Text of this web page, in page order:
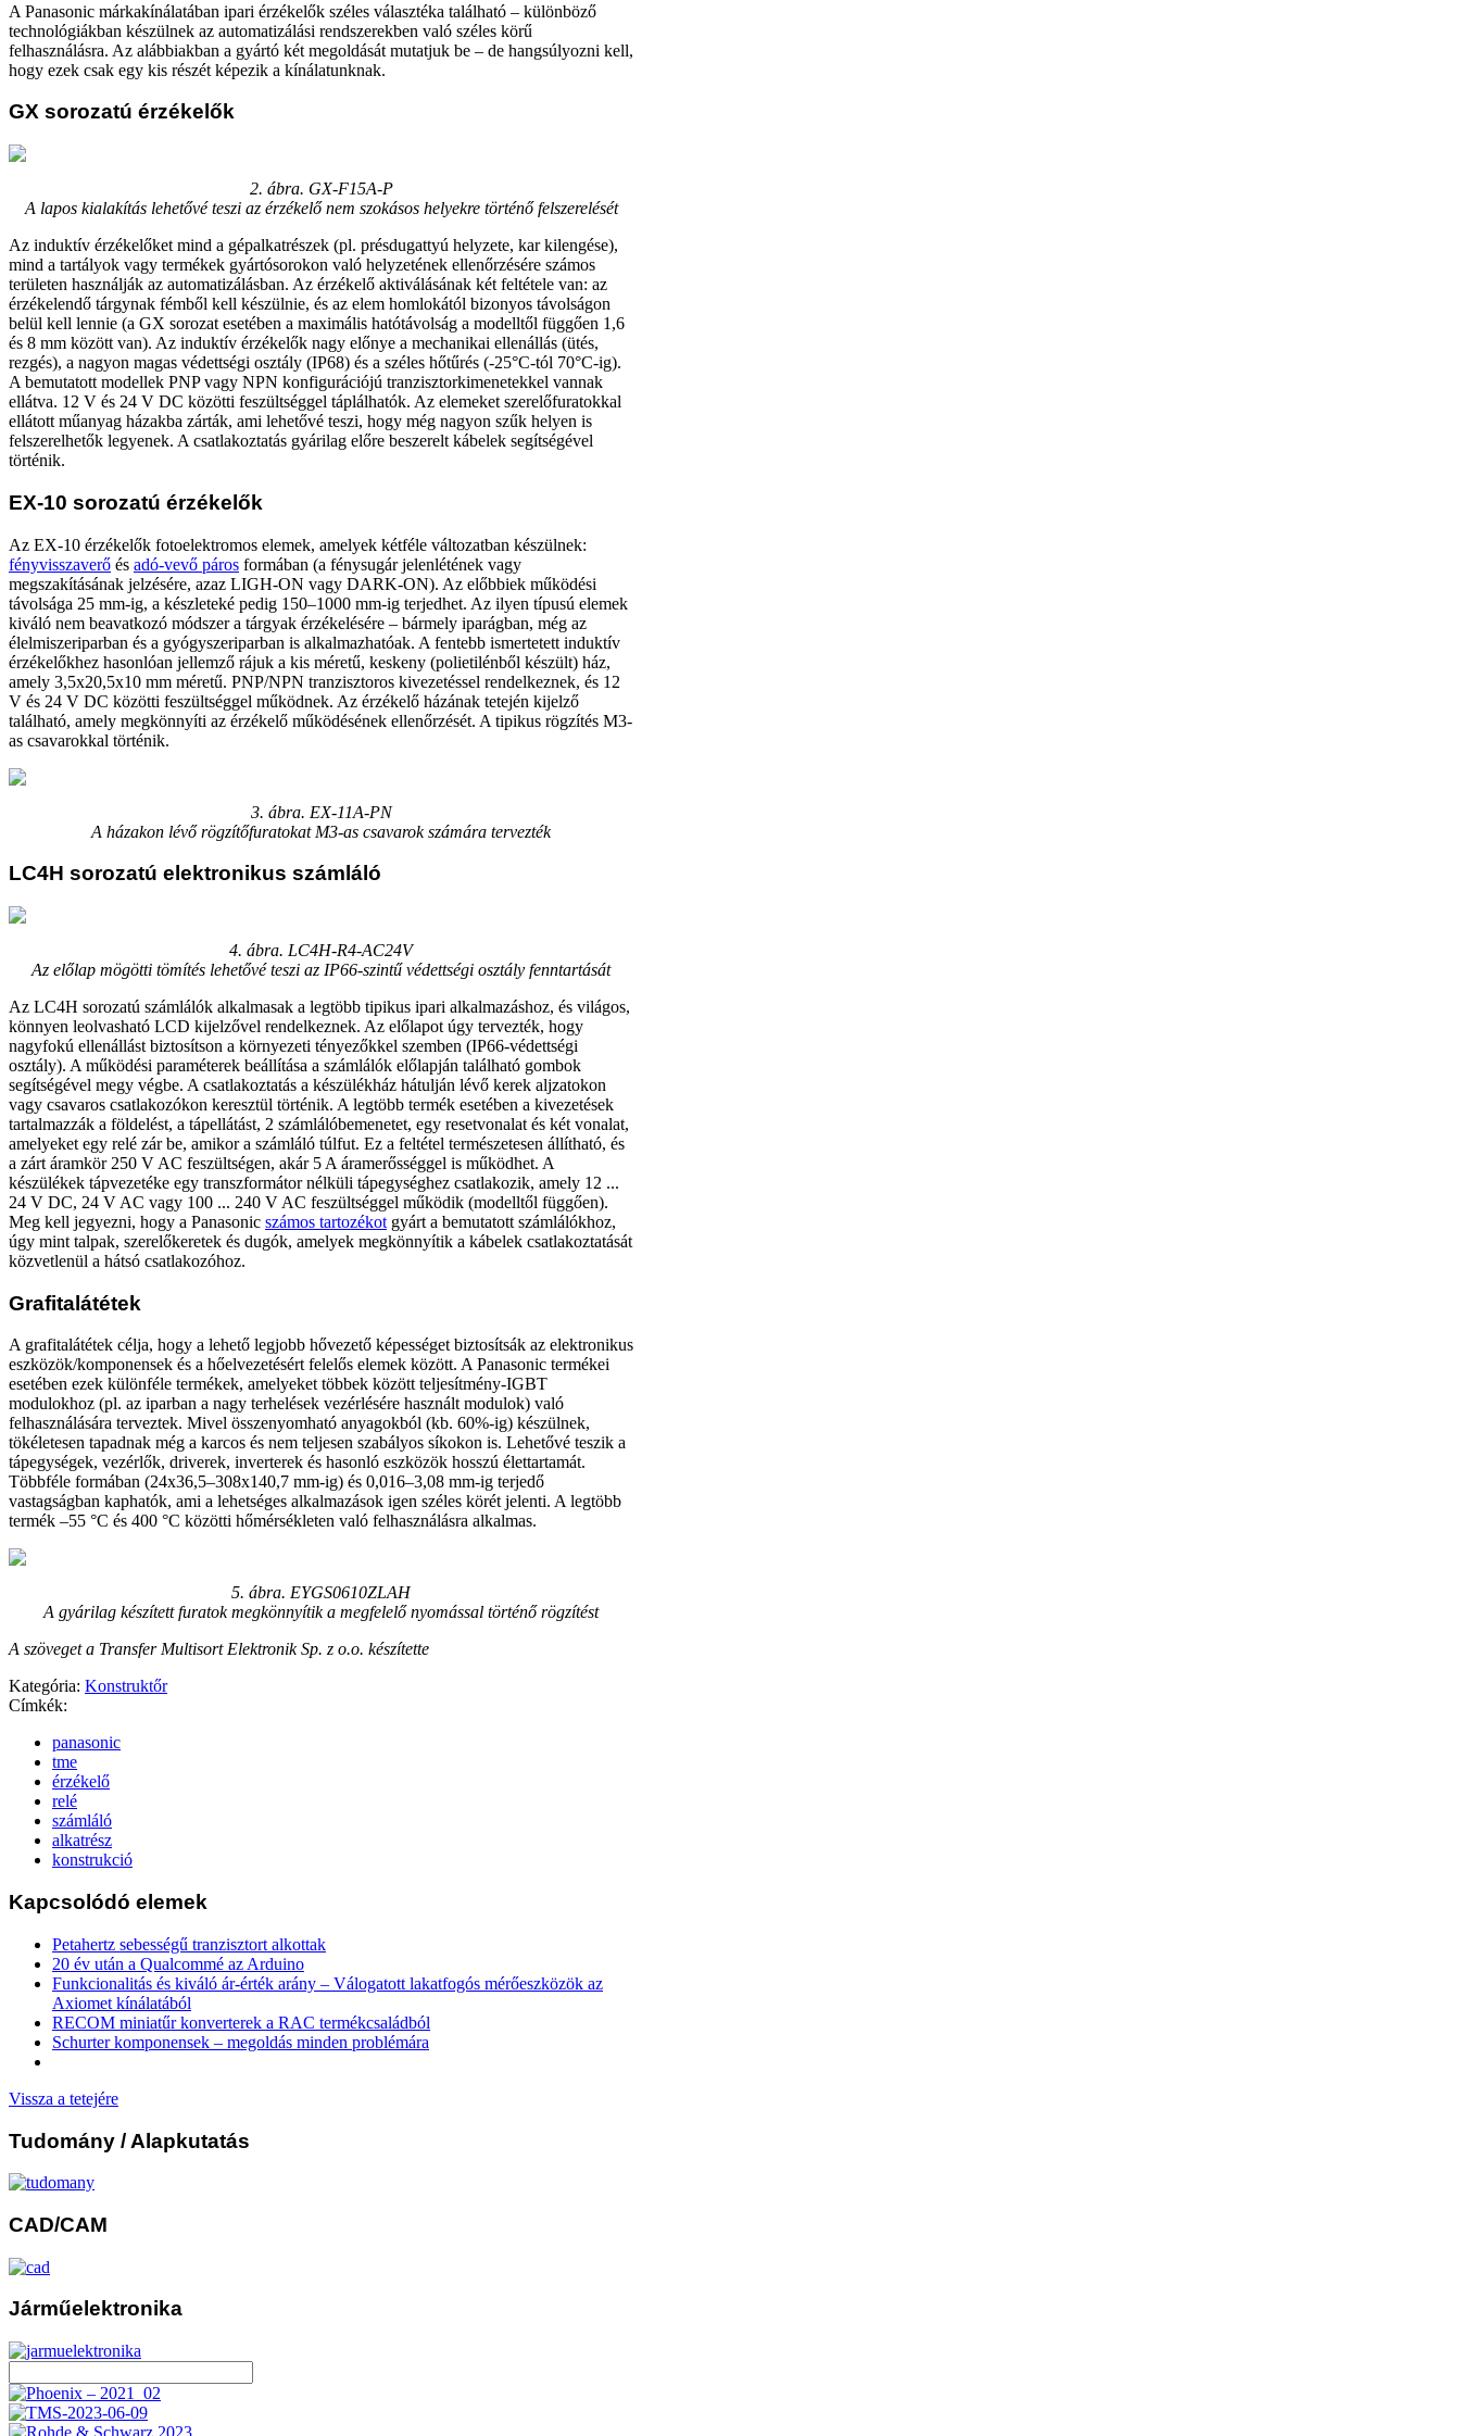
A Panasonic márkakínálatában ipari érzékelők széles választéka található – különböző
technológiákban készülnek az automatizálási rendszerekben való széles körű
felhasználásra. Az alábbiakban a gyártó két megoldását mutatjuk be – de hangsúlyozni kell,
hogy ezek csak egy kis részét képezik a kínálatunknak.
GX sorozatú érzékelők
2. ábra. GX-F15A-P
A lapos kialakítás lehetővé teszi az érzékelő nem szokásos helyekre történő felszerelését
Az induktív érzékelőket mind a gépalkatrészek (pl. présdugattyú helyzete, kar kilengése),
mind a tartályok vagy termékek gyártósorokon való helyzetének ellenőrzésére számos
területen használják az automatizálásban. Az érzékelő aktiválásának két feltétele van: az
érzékelendő tárgynak fémből kell készülnie, és az elem homlokától bizonyos távolságon
belül kell lennie (a GX sorozat esetében a maximális hatótávolság a modelltől függően 1,6
és 8 mm között van). Az induktív érzékelők nagy előnye a mechanikai ellenállás (ütés,
rezgés), a nagyon magas védettségi osztály (IP68) és a széles hőtűrés (-25°C-tól 70°C-ig).
A bemutatott modellek PNP vagy NPN konfigurációjú tranzisztorkimenetekkel vannak
ellátva. 12 V és 24 V DC közötti feszültséggel táplálhatók. Az elemeket szerelőfuratokkal
ellátott műanyag házakba zárták, ami lehetővé teszi, hogy még nagyon szűk helyen is
felszerelhetők legyenek. A csatlakoztatás gyárilag előre beszerelt kábelek segítségével
történik.
EX-10 sorozatú érzékelők
Az EX-10 érzékelők fotoelektromos elemek, amelyek kétféle változatban készülnek:
fényvisszaverő és adó-vevő páros formában (a fénysugár jelenlétének vagy
megszakításának jelzésére, azaz LIGH-ON vagy DARK-ON). Az előbbiek működési
távolsága 25 mm-ig, a készleteké pedig 150–1000 mm-ig terjedhet. Az ilyen típusú elemek
kiváló nem beavatkozó módszer a tárgyak érzékelésére – bármely iparágban, még az
élelmiszeriparban és a gyógyszeriparban is alkalmazhatóak. A fentebb ismertetett induktív
érzékelőkhez hasonlóan jellemző rájuk a kis méretű, keskeny (polietilénből készült) ház,
amely 3,5x20,5x10 mm méretű. PNP/NPN tranzisztoros kivezetéssel rendelkeznek, és 12
V és 24 V DC közötti feszültséggel működnek. Az érzékelő házának tetején kijelző
található, amely megkönnyíti az érzékelő működésének ellenőrzését. A tipikus rögzítés M3-
as csavarokkal történik.
3. ábra. EX-11A-PN
A házakon lévő rögzítőfuratokat M3-as csavarok számára tervezték
LC4H sorozatú elektronikus számláló
4. ábra. LC4H-R4-AC24V
Az előlap mögötti tömítés lehetővé teszi az IP66-szintű védettségi osztály fenntartását
Az LC4H sorozatú számlálók alkalmasak a legtöbb tipikus ipari alkalmazáshoz, és világos,
könnyen leolvasható LCD kijelzővel rendelkeznek. Az előlapot úgy tervezték, hogy
nagyfokú ellenállást biztosítson a környezeti tényezőkkel szemben (IP66-védettségi
osztály). A működési paraméterek beállítása a számlálók előlapján található gombok
segítségével megy végbe. A csatlakoztatás a készülékház hátulján lévő kerek aljzatokon
vagy csavaros csatlakozókon keresztül történik. A legtöbb termék esetében a kivezetések
tartalmazzák a földelést, a tápellátást, 2 számlálóbemenetet, egy resetvonalat és két vonalat,
amelyeket egy relé zár be, amikor a számláló túlfut. Ez a feltétel természetesen állítható, és
a zárt áramkör 250 V AC feszültségen, akár 5 A áramerősséggel is működhet. A
készülékek tápvezetéke egy transzformátor nélküli tápegységhez csatlakozik, amely 12 ...
24 V DC, 24 V AC vagy 100 ... 240 V AC feszültséggel működik (modelltől függően).
Meg kell jegyezni, hogy a Panasonic számos tartozékot gyárt a bemutatott számlálókhoz,
úgy mint talpak, szerelőkeretek és dugók, amelyek megkönnyítik a kábelek csatlakoztatását
közvetlenül a hátsó csatlakozóhoz.
Grafitalátétek
A grafitalátétek célja, hogy a lehető legjobb hővezető képességet biztosítsák az elektronikus
eszközök/komponensek és a hőelvezetésért felelős elemek között. A Panasonic termékei
esetében ezek különféle termékek, amelyeket többek között teljesítmény-IGBT
modulokhoz (pl. az iparban a nagy terhelések vezérlésére használt modulok) való
felhasználására terveztek. Mivel összenyomható anyagokból (kb. 60%-ig) készülnek,
tökéletesen tapadnak még a karcos és nem teljesen szabályos síkokon is. Lehetővé teszik a
tápegységek, vezérlők, driverek, inverterek és hasonló eszközök hosszú élettartamát.
Többféle formában (24x36,5–308x140,7 mm-ig) és 0,016–3,08 mm-ig terjedő
vastagságban kaphatók, ami a lehetséges alkalmazások igen széles körét jelenti. A legtöbb
termék –55 °C és 400 °C közötti hőmérsékleten való felhasználásra alkalmas.
5. ábra. EYGS0610ZLAH
A gyárilag készített furatok megkönnyítik a megfelelő nyomással történő rögzítést
A szöveget a Transfer Multisort Elektronik Sp. z o.o. készítette
Kategória: Konstruktőr
Címkék:
panasonic
tme
érzékelő
relé
számláló
alkatrész
konstrukció
Kapcsolódó elemek
Petahertz sebességű tranzisztort alkottak
20 év után a Qualcommé az Arduino
Funkcionalitás és kiváló ár-érték arány – Válogatott lakatfogós mérőeszközök az
Axiomet kínálatából
RECOM miniatűr konverterek a RAC termékcsaládból
Schurter komponensek – megoldás minden problémára
Vissza a tetejére
Tudomány / Alapkutatás
CAD/CAM
Járműelektronika